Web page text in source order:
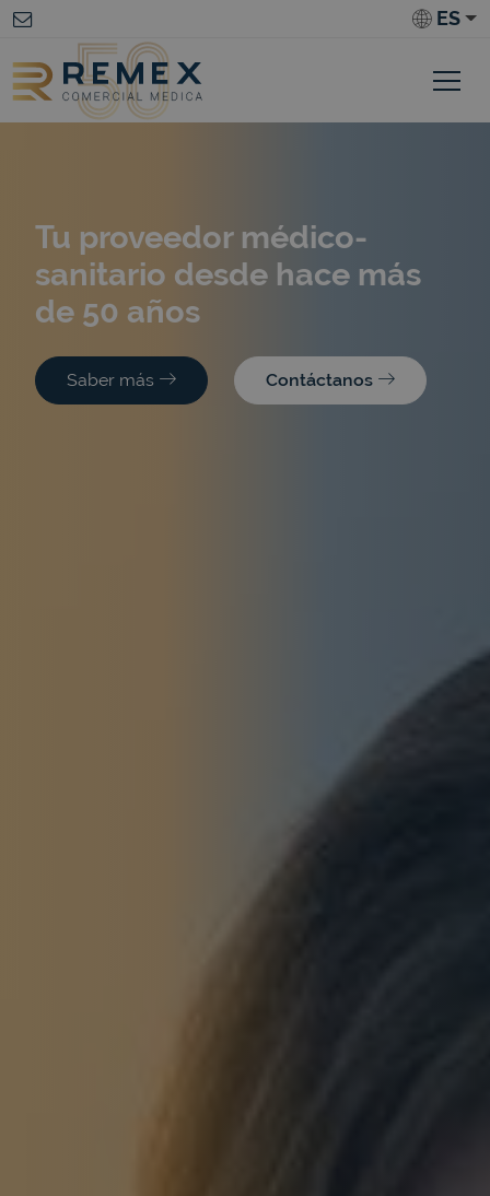
ES
Tu proveedor médico-
sanitario desde hace más
de 50 años
Saber más Contáctanos